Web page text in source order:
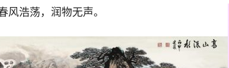
风浩荡，润物无声。